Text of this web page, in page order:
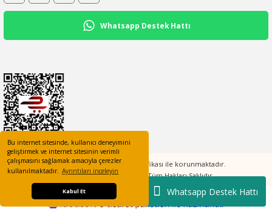
Bu internet sitesinde, kullanıcı deneyimini
geliştirmek ve internet sitesinin verimli
çalışmasını sağlamak amacıyla çerezler
kullanılmaktadır. Ayrıntıları inceleyin
Kabul Et Whatsapp Destek Hattı
Whatsapp Destek Hattı
Tüm bilgileriniz 256bit SSL Sertifikası ile korunmaktadır.
©2023 elcotomasyon.com Tüm Hakları Saklıdır